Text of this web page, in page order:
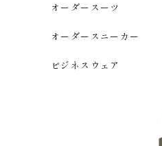
オーダースーツ
オーダースニーカー
ビジネスウェア